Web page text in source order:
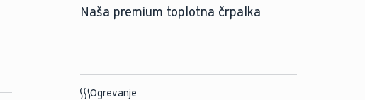
Naša premium toplotna črpalka
Ogrevanje